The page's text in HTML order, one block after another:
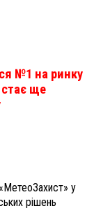
№1 на ринку
стає ще
у
рішень